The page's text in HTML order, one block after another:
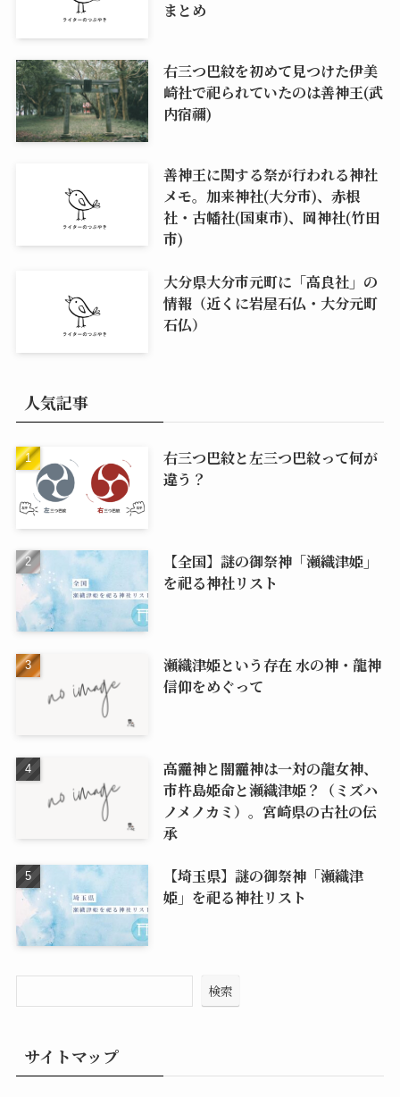
まとめ
右三つ巴紋を初めて見つけた伊美
崎社で祀られていたのは善神王(武
内宿禰)
善神王に関する祭が行われる神社
メモ。加来神社(大分市)、赤根
社・古幡社(国東市)、岡神社(竹田
市)
大分県大分市元町に「高良社」の
情報（近くに岩屋石仏・大分元町
石仏）
人気記事
右三つ巴紋と左三つ巴紋って何が
違う？
【全国】謎の御祭神「瀬織津姫」
を祀る神社リスト
瀬織津姫という存在 水の神・龍神
信仰をめぐって
高龗神と闇龗神は一対の龍女神、
市杵島姫命と瀬織津姫？（ミズハ
ノメノカミ）。宮崎県の古社の伝
承
【埼玉県】謎の御祭神「瀬織津
姫」を祀る神社リスト
検索
サイトマップ